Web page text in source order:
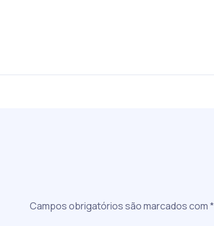
Campos obrigatórios são marcados com*